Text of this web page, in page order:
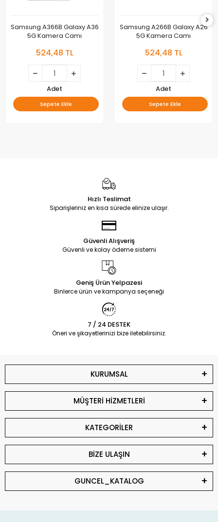
Samsung A366B Galaxy A36
5G Kamera Camı
524,48 TL
Adet
Sepete Ekle
Samsung A266B Galaxy A26
5G Kamera Camı
524,48 TL
Adet
Sepete Ekle
Hızlı Teslimat
Siparişleriniz en kısa sürede elinize ulaşır.
Güvenli Alışveriş
Güvenli ve kolay ödeme sistemi
Geniş Ürün Yelpazesi
Binlerce ürün ve kampanya seçeneği
7 / 24 DESTEK
Öneri ve şikayetlerinizi bize iletebilirsiniz.
KURUMSAL
MÜŞTERİ HİZMETLERİ
KATEGORİLER
BİZE ULAŞIN
GUNCEL_KATALOG